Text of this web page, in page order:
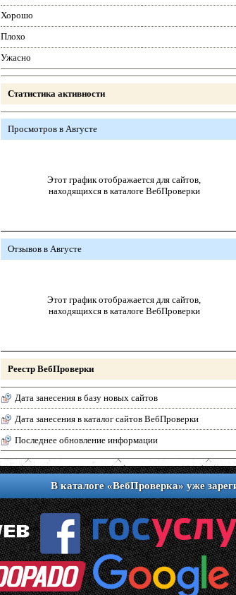
Хорошо
Плохо
Ужасно
Статистика активности
Просмотров в Августе
Этот график отображается для сайтов,
находящихся в каталоге ВебПроверки
Отзывов в Августе
Этот график отображается для сайтов,
находящихся в каталоге ВебПроверки
Реестр ВебПроверки
Дата занесения в базу новых сайтов
Дата занесения в каталог сайтов ВебПроверки
Последнее обновление информации
В каталоге «ВебПроверка» уже